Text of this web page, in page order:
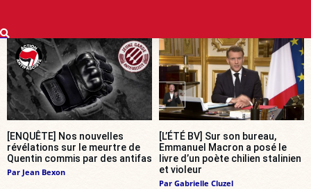
[ENQUÊTE] Nos nouvelles
révélations sur le meurtre de
Quentin commis par des antifas
Par Jean Bexon
[L’ÉTÉ BV] Sur son bureau,
Emmanuel Macron a posé le
livre d’un poète chilien stalinien
et violeur
Par Gabrielle Cluzel